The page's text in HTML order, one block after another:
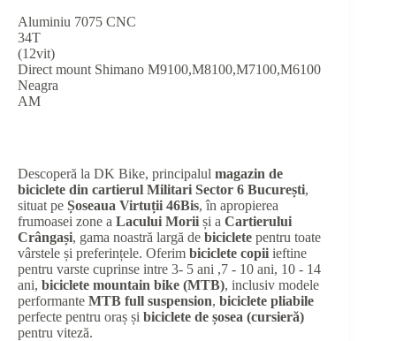
Aluminiu 7075 CNC
34T
(12vit)
Direct mount Shimano M9100,M8100,M7100,M6100
Neagra
AM
Descoperă la DK Bike, principalul magazin de
biciclete din cartierul Militari Sector 6 București,
situat pe Șoseaua Virtuții 46Bis, în apropierea
frumoasei zone a Lacului Morii și a Cartierului
Crângași, gama noastră largă de biciclete pentru toate
vârstele și preferințele. Oferim biciclete copii ieftine
pentru varste cuprinse intre 3- 5 ani ,7 - 10 ani, 10 - 14
ani, biciclete mountain bike (MTB), inclusiv modele
performante MTB full suspension, biciclete pliabile
perfecte pentru oraș și biciclete de șosea (cursieră)
pentru viteză.